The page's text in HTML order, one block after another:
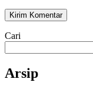
Cari
Arsip